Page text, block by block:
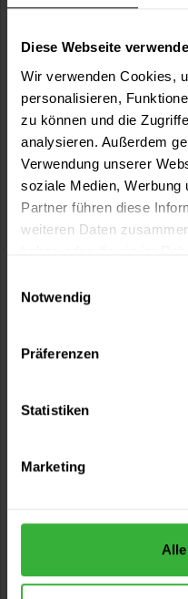
Diese Webseite
Wir verwenden Cookies,
personalisieren,
zu können und die
analysieren. Außerdem
Verwendung unserer
soziale Medien, Werbung
Partner führen diese
weiteren Daten
Notwendig
Präferenzen
Statistiken
Marketing
Verbrauch berechnen
Persönliche Beratung